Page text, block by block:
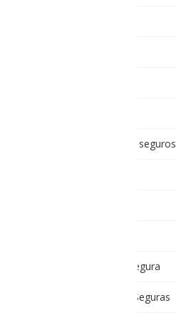
Accesorios Intrínsicamente seguros
Cámara Intrínsecamente Segura
Cámaras Intrínsecamente Seguras